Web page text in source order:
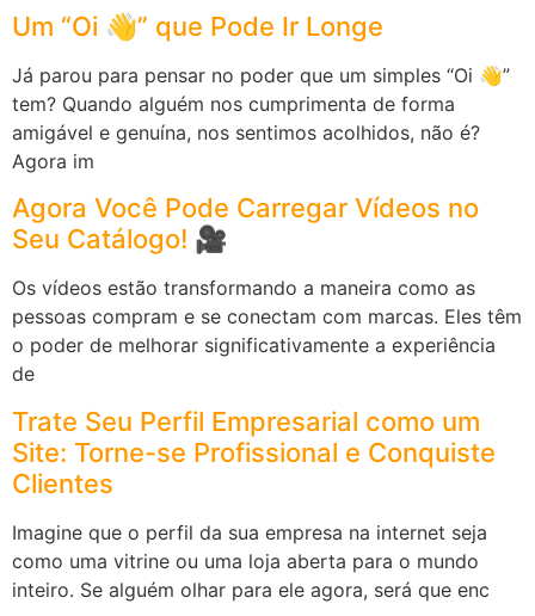
Um “Oi 👋” que Pode Ir Longe
Já parou para pensar no poder que um simples “Oi 👋”
tem? Quando alguém nos cumprimenta de forma
amigável e genuína, nos sentimos acolhidos, não é?
Agora im
Agora Você Pode Carregar Vídeos no
Seu Catálogo! 🎥
Os vídeos estão transformando a maneira como as
pessoas compram e se conectam com marcas. Eles têm
o poder de melhorar significativamente a experiência
de
Trate Seu Perfil Empresarial como um
Site: Torne-se Profissional e Conquiste
Clientes
Imagine que o perfil da sua empresa na internet seja
como uma vitrine ou uma loja aberta para o mundo
inteiro. Se alguém olhar para ele agora, será que enc